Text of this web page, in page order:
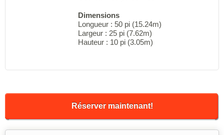
Dimensions
Longueur : 50 pi (15.24m)
Largeur : 25 pi (7.62m)
Hauteur : 10 pi (3.05m)
Réserver maintenant!